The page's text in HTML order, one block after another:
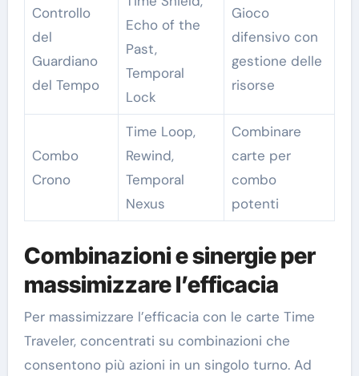
Controllo
del
Guardiano
del Tempo
Echo of the
Past,
Temporal
Lock
Gioco
difensivo con
gestione delle
risorse
Combo
Crono
Time Loop,
Rewind,
Temporal
Nexus
Combinare
carte per
combo
potenti
Combinazioni e sinergie per
massimizzare l’efficacia
Per massimizzare l’efficacia con le carte Time
Traveler, concentrati su combinazioni che
consentono più azioni in un singolo turno. Ad